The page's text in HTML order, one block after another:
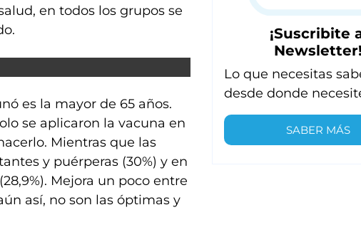
en todos los grupos se
es la mayor de 65 años.
se aplicaron la vacuna en
Mientras que las
y puérperas (30%) y en
Mejora un poco entre
así, no son las óptimas y
¡Suscribite
Newsletter!
Lo que necesitas
desde donde
SABER MÁS